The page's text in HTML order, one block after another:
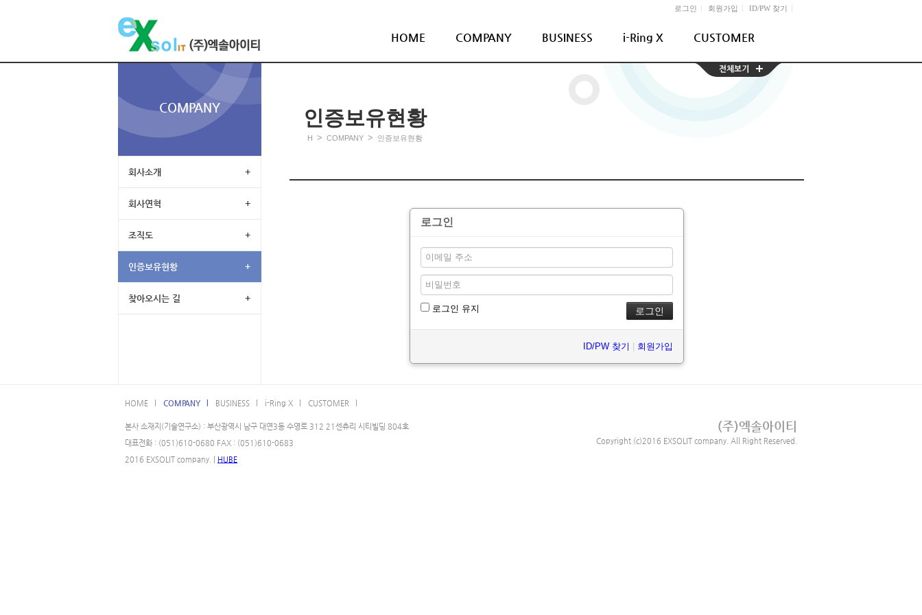
로그인 회원가입 ID/PW 찾기
HOME COMPANY BUSINESS i-Ring X CUSTOMER
COMPANY
회사소개 +
회사연혁 +
조직도 +
인증보유현황 +
찾아오시는 길 +
인증보유현황
H > COMPANY > 인증보유현황
로그인
로그인 유지
ID/PW 찾기 회원가입
HOME l COMPANY l BUSINESS l i-Ring X l CUSTOMER l
본사 소재지(기술연구소) : 부산광역시 남구 대연3동 수영로 312 21센츄리 시티빌딩 804호
대표전화 : (051)610-0680 FAX : (051)610-0683
2016 EXSOLIT company. | HUBE
(주)엑솔아이티
Copyright (c)2016 EXSOLIT company. All Right Reserved.